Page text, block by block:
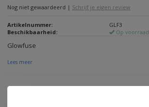
Nog niet gewaardeerd | Schrijf je eigen review
Artikelnummer:
GLF3
Beschikbaarheid:
Op voorraad
Glowfuse
Lees meer